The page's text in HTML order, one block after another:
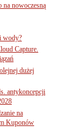
na nowoczesną
wody?
Capture.
dużej
antykoncepcji
na
Kuponów